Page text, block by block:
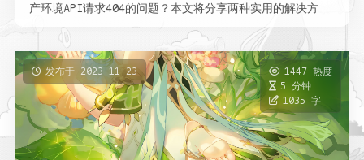
产环境API请求404的问题？本文将分享两种实用的解决方
案，帮你彻底解决 …
发布于 2023-11-23
1447 热度
5 分钟
1035 字